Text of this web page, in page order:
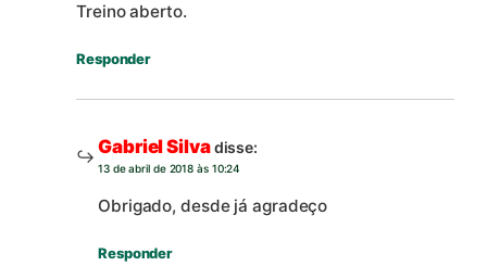
Treino aberto.
Responder
Gabriel Silvadisse:
13 de abril de 2018 às 10:24
Obrigado, desde já agradeço
Responder